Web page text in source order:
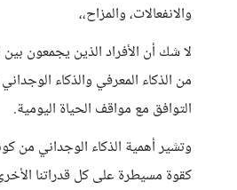
والانفعالات، والمزاح،،
لا شك أن الأفراد الذين يجمعون
من الذكاء المعرفي والذكاء
التوافق مع مواقف الحياة اليومية.
وتشير أهمية الذكاء الوجداني من
كقوة مسيطرة على كل قدراتنا الأخرى